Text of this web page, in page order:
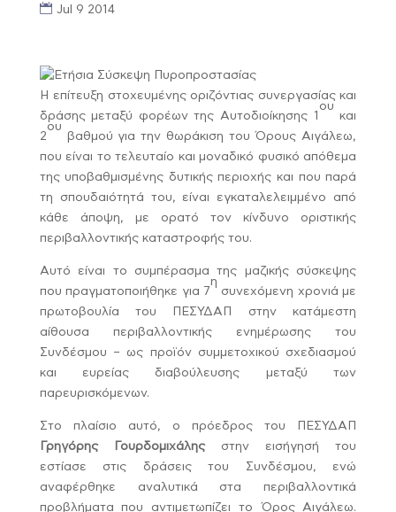
Jul 9 2014
Η επίτευξη στοχευμένης οριζόντιας συνεργασίας και
δράσης μεταξύ φορέων της Αυτοδιοίκησης 1
ου
και
2
ου
βαθμού για την θωράκιση του Όρους Αιγάλεω,
που είναι το τελευταίο και μοναδικό φυσικό απόθεμα
της υποβαθμισμένης δυτικής περιοχής και που παρά
τη σπουδαιότητά του, είναι εγκαταλελειμμένο από
κάθε άποψη, με ορατό τον κίνδυνο οριστικής
περιβαλλοντικής καταστροφής του.
Αυτό είναι το συμπέρασμα της μαζικής σύσκεψης
που πραγματοποιήθηκε για 7
η
συνεχόμενη χρονιά με
πρωτοβουλία του ΠΕΣΥΔΑΠ στην κατάμεστη
αίθουσα περιβαλλοντικής ενημέρωσης του
Συνδέσμου – ως προϊόν συμμετοχικού σχεδιασμού
και ευρείας διαβούλευσης μεταξύ των
παρευρισκόμενων.
Στο πλαίσιο αυτό, ο πρόεδρος του ΠΕΣΥΔΑΠ
Γρηγόρης Γουρδομιχάληςστην εισήγησή του
εστίασε στις δράσεις του Συνδέσμου, ενώ
αναφέρθηκε αναλυτικά στα περιβαλλοντικά
προβλήματα που αντιμετωπίζει το Όρος Αιγάλεω.